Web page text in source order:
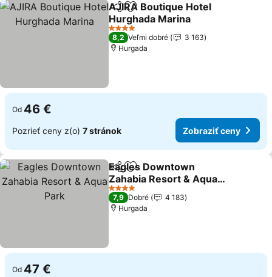
ZdieľaťPridať do obľúbených
AJIRA Boutique Hotel
Hurghada Marina
4 Počet hviezdičiek
8,2 Veľmi dobré
3 163
Hurgada
Od 46 €
Pozrieť ceny z(o) 7 stránok Zobraziť ceny
ZdieľaťPridať do obľúbených
Eagles Downtown
Zahabia Resort & Aqua
Park
4 Počet hviezdičiek
7,9 Dobré
4 183
Hurgada
Od 47 €